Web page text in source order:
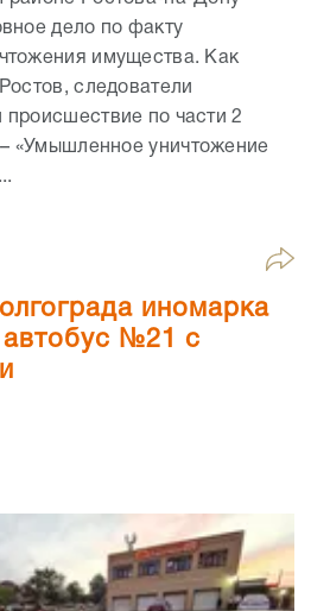
дело по факту
имущества. Как
следователи
по части 2
«Умышленное уничтожение
иномарка
автобус №21 с